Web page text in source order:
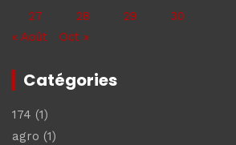
27
28 29
30
« Août
Oct »
Catégories
174 (1)
agro (1)